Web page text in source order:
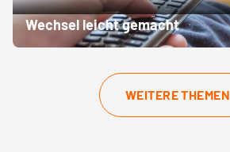
tarif-fernbedienung-mark-e
Wechsel leicht gemacht
WEITERE THEMEN